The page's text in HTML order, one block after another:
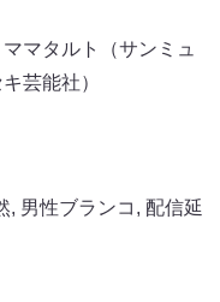
マタルト（サンミュ
芸能社）
, 男性ブランコ , 配信延